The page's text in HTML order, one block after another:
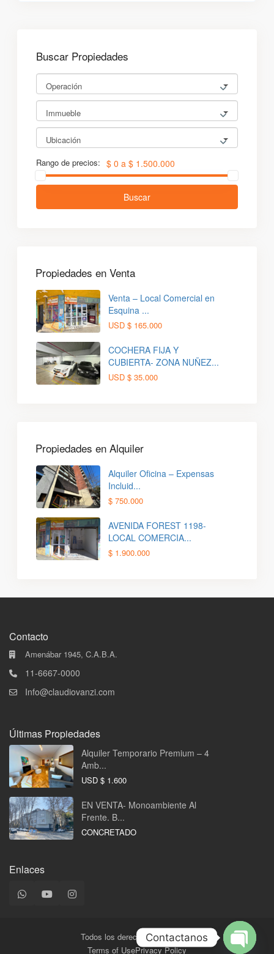
Buscar Propiedades
Operación
Immueble
Ubicación
Rango de precios: $ 0 a $ 1.500.000
Buscar
Propiedades en Venta
Venta – Local Comercial en
Esquina ...
USD $ 165.000
COCHERA FIJA Y
CUBIERTA- ZONA NUÑEZ...
USD $ 35.000
Propiedades en Alquiler
Alquiler Oficina – Expensas
Incluid...
$ 750.000
AVENIDA FOREST 1198-
LOCAL COMERCIA...
$ 1.900.000
Contacto
Amenábar 1945, C.A.B.A.
11-6667-0000
Info@claudiovanzi.com
Últimas Propiedades
Alquiler Temporario Premium – 4
Amb...
USD $ 1.600
EN VENTA- Monoambiente Al
Frente. B...
CONCRETADO
Enlaces
Todos los derechos reservados.
Terms of UsePrivacy Policy
Contactanos